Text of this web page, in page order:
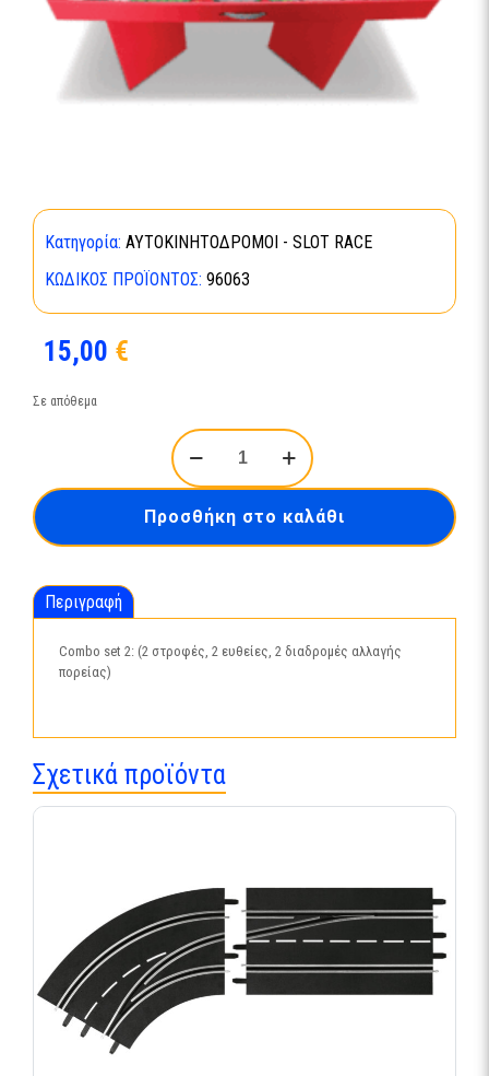
Κατηγορία: ΑΥΤΟΚΙΝΗΤΟΔΡΟΜΟΙ - SLOT RACE
ΚΩΔΙΚΌΣ ΠΡΟΪΌΝΤΟΣ: 96063
15,00 €
Σε απόθεμα
Combo
set
2:
ποσότητα
Προσθήκη στο καλάθι
Περιγραφή
Combo set 2: (2 στροφές, 2 ευθείες, 2 διαδρομές αλλαγής
πορείας)
Σχετικά προϊόντα